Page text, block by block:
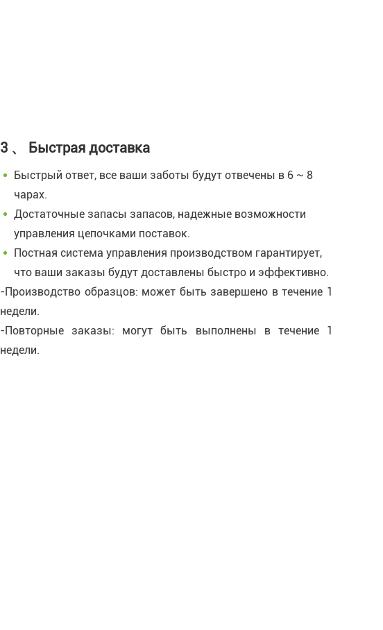
3 、 Быстрая доставка
Быстрый ответ, все ваши заботы будут отвечены в 6 ~ 8
чарах.
Достаточные запасы запасов, надежные возможности
управления цепочками поставок.
Постная система управления производством гарантирует,
что ваши заказы будут доставлены быстро и эффективно.
-Производство образцов: может быть завершено в течение 1
недели.
-Повторные заказы: могут быть выполнены в течение 1
недели.